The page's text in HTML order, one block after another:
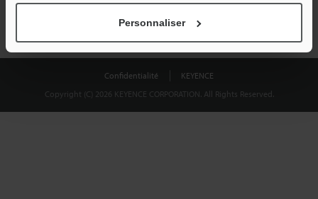
Personnaliser
Confidentialité
KEYENCE
Copyright (C) 2026 KEYENCE CORPORATION. All Rights Reserved.